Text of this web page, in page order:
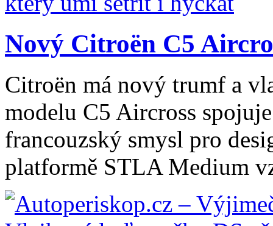
Nový Citroën C5
Citroën má nový trumf a
modelu C5 Aircross
francouzský smysl pro
platformě STLA Medium